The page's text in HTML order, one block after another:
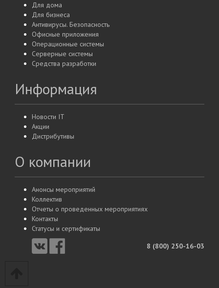
Для дома
Для бизнеса
Антивирусы. Безопасность
Офисные приложения
Операционные системы
Серверные системы
Средства разработки
Информация
Новости IT
Акции
Дистрибутивы
О компании
Анонсы мероприятий
Коллектив
Отчеты о проведенных мероприятиях
Контакты
Статусы и сертификаты
8 (800) 250-16-03